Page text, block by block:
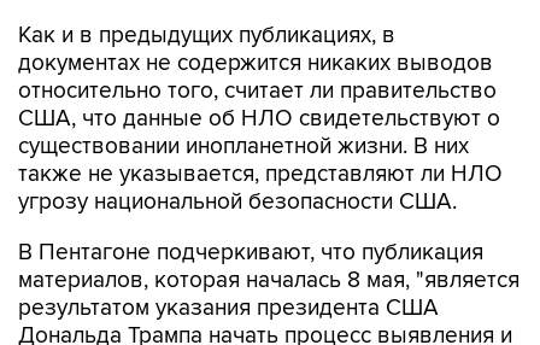
Как и в предыдущих публикациях, в
документах не содержится никаких выводов
относительно того, считает ли правительство
США, что данные об НЛО свидетельствуют о
существовании инопланетной жизни. В них
также не указывается, представляют ли НЛО
угрозу национальной безопасности США.
В Пентагоне подчеркивают, что публикация
материалов, которая началась 8 мая, "является
результатом указания президента США
Дональда Трампа начать процесс выявления и